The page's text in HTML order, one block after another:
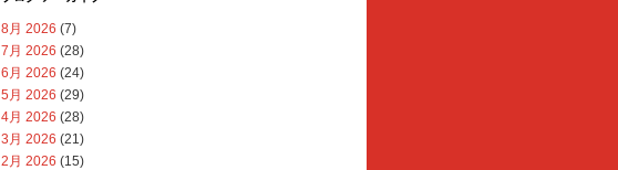
8月 2026 (7)
7月 2026 (28)
6月 2026 (24)
5月 2026 (29)
4月 2026 (28)
3月 2026 (21)
2月 2026 (15)